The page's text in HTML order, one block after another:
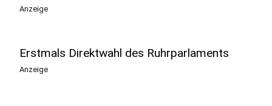
Anzeige
Erstmals Direktwahl des Ruhrparlaments
Anzeige